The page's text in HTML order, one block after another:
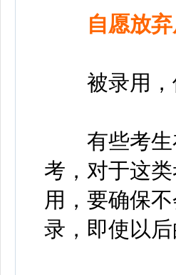
自愿放
被录用，
有些考生在
考，对于这
用，要确保
录，即使以